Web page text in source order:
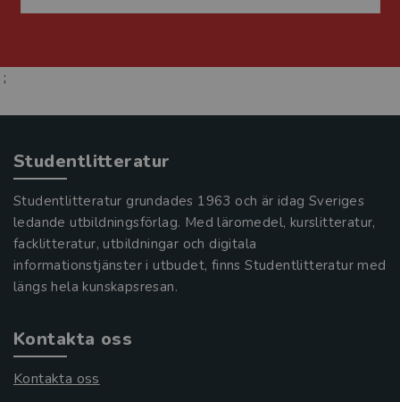
;
Studentlitteratur
Studentlitteratur grundades 1963 och är idag Sveriges
ledande utbildningsförlag. Med läromedel, kurslitteratur,
facklitteratur, utbildningar och digitala
informationstjänster i utbudet, finns Studentlitteratur med
längs hela kunskapsresan.
Kontakta oss
Kontakta oss